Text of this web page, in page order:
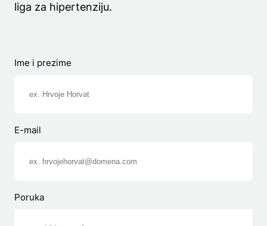
liga za hipertenziju.
Ime i prezime
E-mail
Poruka